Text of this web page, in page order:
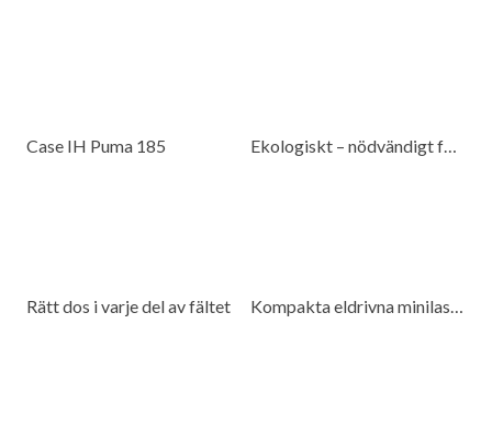
Case IH Puma 185 Ekologiskt – nödvändigt för beredskap
Rätt dos i varje del av fältet